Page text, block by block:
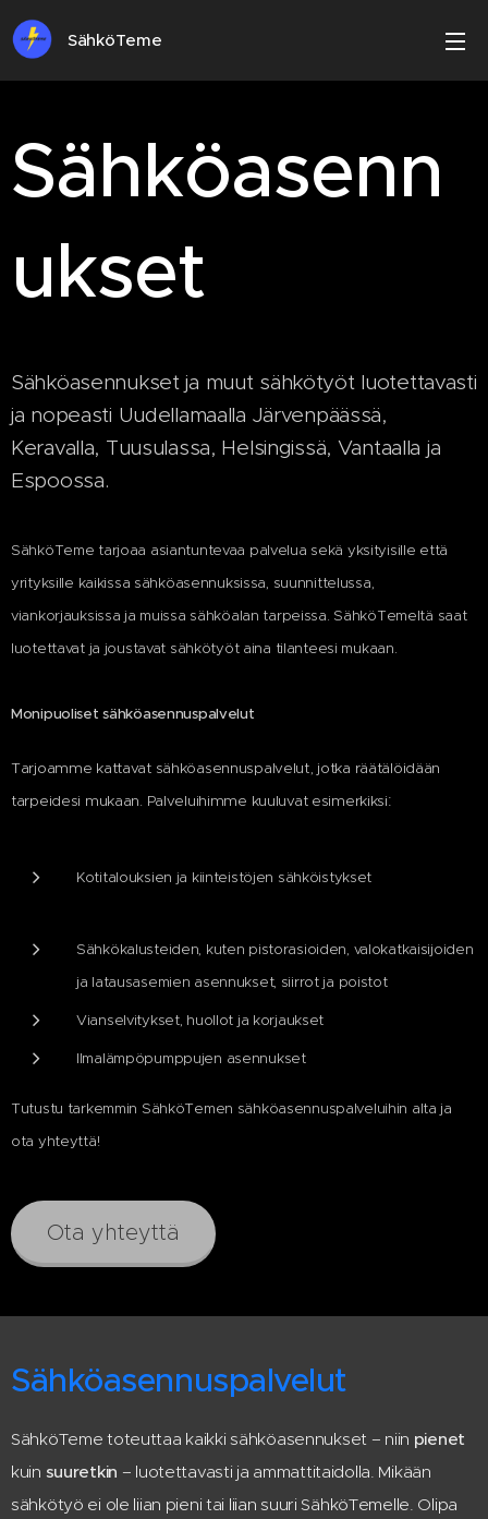
SähköTeme
Sähköasenn
ukset
Sähköasennukset ja muut sähkötyöt luotettavasti
ja nopeasti Uudellamaalla Järvenpäässä,
Keravalla, Tuusulassa, Helsingissä, Vantaalla ja
Espoossa.
SähköTeme tarjoaa asiantuntevaa palvelua sekä yksityisille että
yrityksille kaikissa sähköasennuksissa, suunnittelussa,
viankorjauksissa ja muissa sähköalan tarpeissa. SähköTemeltä saat
luotettavat ja joustavat sähkötyöt aina tilanteesi mukaan.
Monipuoliset sähköasennuspalvelut
Tarjoamme kattavat sähköasennuspalvelut, jotka räätälöidään
tarpeidesi mukaan. Palveluihimme kuuluvat esimerkiksi:
Kotitalouksien ja kiinteistöjen sähköistykset
Sähkökalusteiden, kuten pistorasioiden, valokatkaisijoiden
ja latausasemien asennukset, siirrot ja poistot
Vianselvitykset, huollot ja korjaukset
Ilmalämpöpumppujen asennukset
Tutustu tarkemmin SähköTemen sähköasennuspalveluihin alta ja
ota yhteyttä!
Ota yhteyttä
Sähköasennuspalvelut
SähköTeme toteuttaa kaikki sähköasennukset – niin pienet
kuin suuretkin – luotettavasti ja ammattitaidolla. Mikään
sähkötyö ei ole liian pieni tai liian suuri SähköTemelle. Olipa